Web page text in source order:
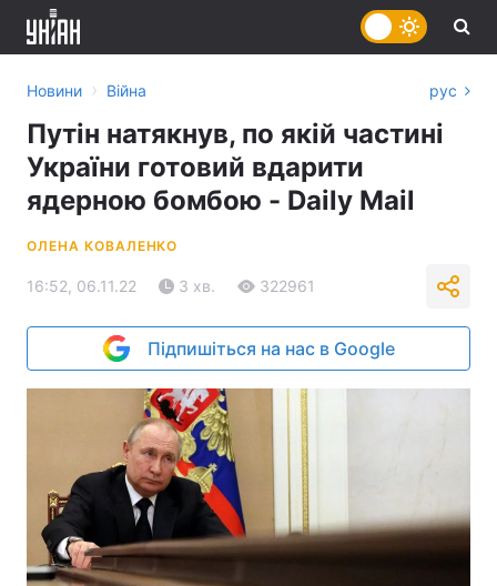
Новини › Війна рус
Путін натякнув, по якій частині
України готовий вдарити
ядерною бомбою - Daily Mail
ОЛЕНА КОВАЛЕНКО
16:52, 06.11.22 3 хв. 322961
Підпишіться на нас в Google